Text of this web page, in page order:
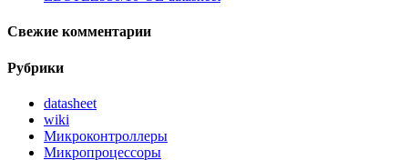
Свежие комментарии
Рубрики
datasheet
wiki
Микроконтроллеры
Микропроцессоры